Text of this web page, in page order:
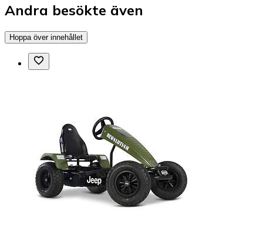
Andra besökte även
Hoppa över innehållet